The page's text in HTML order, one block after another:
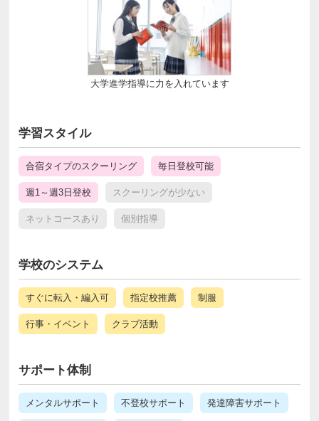
大学進学指導に力を入れています
学習スタイル
合宿タイプのスクーリング 毎日登校可能
週1～週3日登校 スクーリングが少ない
ネットコースあり 個別指導
学校のシステム
すぐに転入・編入可 指定校推薦 制服
行事・イベント クラブ活動
サポート体制
メンタルサポート 不登校サポート 発達障害サポート